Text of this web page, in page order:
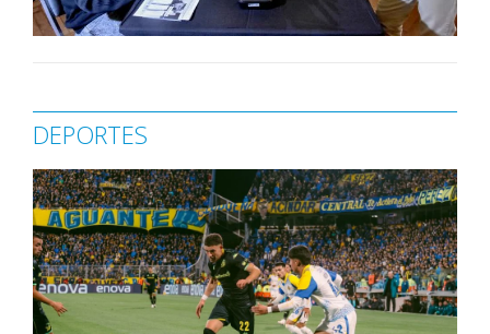
DEPORTES